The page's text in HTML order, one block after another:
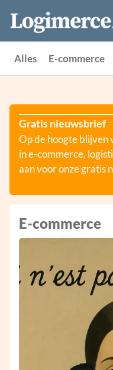
Vacatures
Events
Alles E-commerce
Gratis nieuwsbrief
Op de hoogte blijven
in e-commerce,
aan voor onze gratis
E-commerce